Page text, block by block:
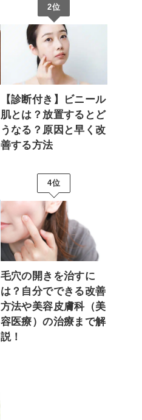
2位
【診断付き】ビニール
肌とは？放置するとど
うなる？原因と早く改
善する方法
4位
毛穴の開きを治すに
は？自分でできる改善
方法や美容皮膚科（美
容医療）の治療まで解
説！